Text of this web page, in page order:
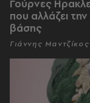
Γούρνες
που αλλάζει
βάσης
Γιάννης Μαντζίκος